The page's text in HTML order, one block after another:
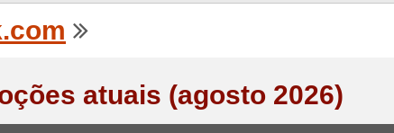
atuais (agosto 2026)